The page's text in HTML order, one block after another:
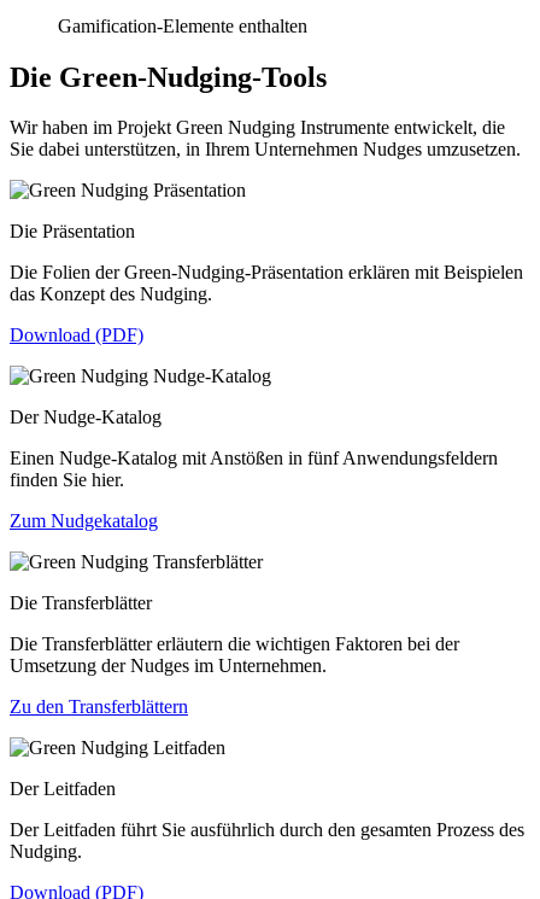
Gamification-Elemente enthalten
Die Green-Nudging-Tools
Wir haben im Projekt Green Nudging Instrumente entwickelt, die
Sie dabei unterstützen, in Ihrem Unternehmen Nudges umzusetzen.
Die Präsentation
Die Folien der Green-Nudging-Präsentation erklären mit Beispielen
das Konzept des Nudging.
Download (PDF)
Der Nudge-Katalog
Einen Nudge-Katalog mit Anstößen in fünf Anwendungsfeldern
finden Sie hier.
Zum Nudgekatalog
Die Transferblätter
Die Transferblätter erläutern die wichtigen Faktoren bei der
Umsetzung der Nudges im Unternehmen.
Zu den Transferblättern
Der Leitfaden
Der Leitfaden führt Sie ausführlich durch den gesamten Prozess des
Nudging.
Download (PDF)